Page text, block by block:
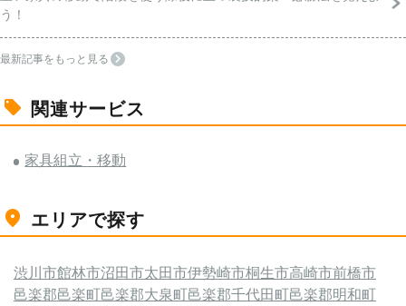
う！
最新記事をもっと見る
関連サービス
家具組立・移動
エリアで探す
渋川市館林市沼田市太田市伊勢崎市桐生市高崎市前橋市
邑楽郡邑楽町邑楽郡大泉町邑楽郡千代田町邑楽郡明和町